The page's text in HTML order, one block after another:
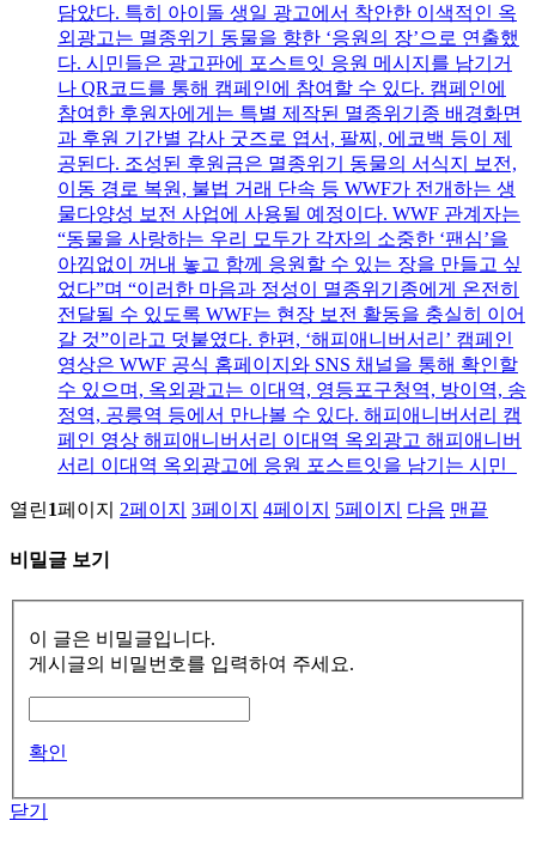
담았다. 특히 아이돌 생일 광고에서 착안한 이색적인 옥
외광고는 멸종위기 동물을 향한 ‘응원의 장’으로 연출했
다. 시민들은 광고판에 포스트잇 응원 메시지를 남기거
나 QR코드를 통해 캠페인에 참여할 수 있다. 캠페인에
참여한 후원자에게는 특별 제작된 멸종위기종 배경화면
과 후원 기간별 감사 굿즈로 엽서, 팔찌, 에코백 등이 제
공된다. 조성된 후원금은 멸종위기 동물의 서식지 보전,
이동 경로 복원, 불법 거래 단속 등 WWF가 전개하는 생
물다양성 보전 사업에 사용될 예정이다. WWF 관계자는
“동물을 사랑하는 우리 모두가 각자의 소중한 ‘팬심’을
아낌없이 꺼내 놓고 함께 응원할 수 있는 장을 만들고 싶
었다”며 “이러한 마음과 정성이 멸종위기종에게 온전히
전달될 수 있도록 WWF는 현장 보전 활동을 충실히 이어
갈 것”이라고 덧붙였다. 한편, ‘해피애니버서리’ 캠페인
영상은 WWF 공식 홈페이지와 SNS 채널을 통해 확인할
수 있으며, 옥외광고는 이대역, 영등포구청역, 방이역, 송
정역, 공릉역 등에서 만나볼 수 있다. 해피애니버서리 캠
페인 영상 해피애니버서리 이대역 옥외광고 해피애니버
서리 이대역 옥외광고에 응원 포스트잇을 남기는 시민
열린1페이지 2페이지 3페이지 4페이지 5페이지 다음 맨끝
비밀글 보기
이 글은 비밀글입니다.
게시글의 비밀번호를 입력하여 주세요.
확인
닫기